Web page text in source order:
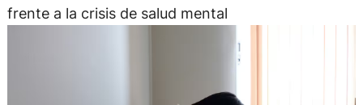
frente a la crisis de salud mental